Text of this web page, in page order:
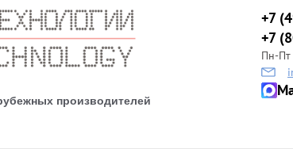
производителей
+7
+7
Пн-Пт